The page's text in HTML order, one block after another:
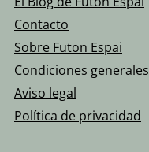
Contacto
Sobre Futon Espai
Condiciones generales
Aviso legal
Política de privacidad